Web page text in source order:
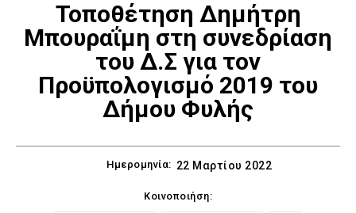
Τοποθέτηση Δημήτρη
Μπουραΐμη στη συνεδρίαση
του Δ.Σ για τον
Προϋπολογισμό 2019 του
Δήμου Φυλής
Ημερομηνία: 22 Μαρτίου 2022
Κοινοποιήση: